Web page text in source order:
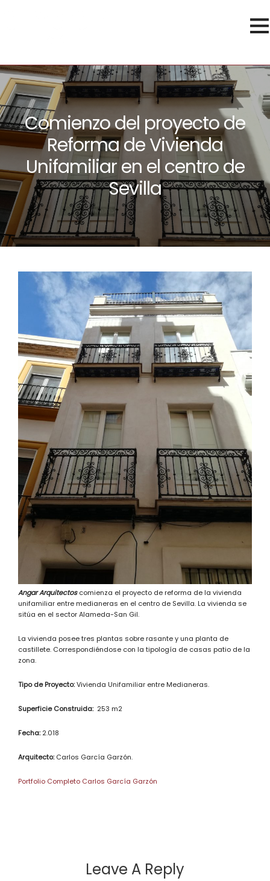
Comienzo del proyecto de
Reforma de Vivienda
Unifamiliar en el centro de
Sevilla
Angar Arquitectoscomienza el proyecto de reforma de la vivienda
unifamiliar entre medianeras en el centro de Sevilla. La vivienda se
sitúa en el sector Alameda-San Gil.
La vivienda posee tres plantas sobre rasante y una planta de
castillete. Correspondiéndose con la tipología de casas patio de la
zona.
Tipo de Proyecto:Vivienda Unifamiliar entre Medianeras.
Superficie Construida: 253 m2
Fecha:2.018
Arquitecto:Carlos García Garzón.
Portfolio Completo Carlos García Garzón
Leave A Reply